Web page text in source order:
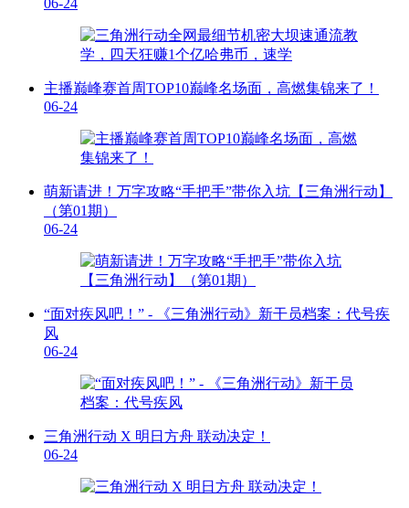
主播巅峰赛首周TOP10巅峰名场面，高燃集锦来了！
06-24
萌新请进！万字攻略“手把手”带你入坑【三角洲行动】
（第01期）
06-24
“面对疾风吧！” - 《三角洲行动》新干员档案：代号疾
风
06-24
三角洲行动 X 明日方舟 联动决定！
06-24